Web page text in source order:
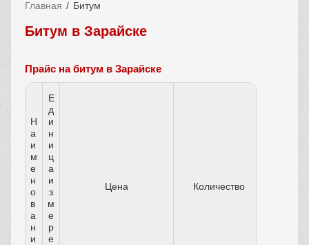
Главная Битум
Битум в Зарайске
Прайс на битум в Зарайске
Н
а
и
м
е
н
о
в
а
н
и
Е
д
и
н
и
ц
а
и
з
м
е
р
е
Цена Количество